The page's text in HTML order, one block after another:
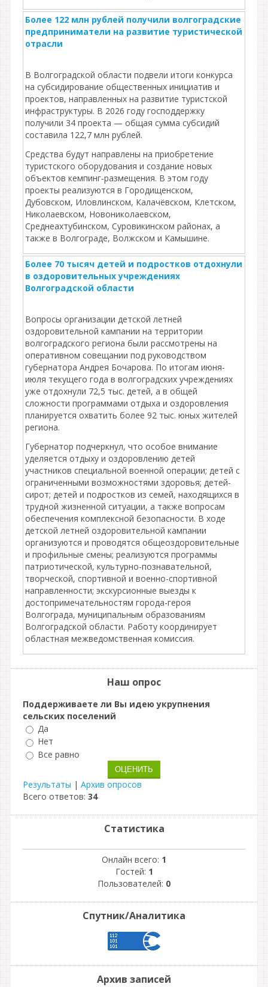
Более 122 млн рублей получили волгоградские
предприниматели на развитие туристической
отрасли
В Волгоградской области подвели итоги конкурса
на субсидирование общественных инициатив и
проектов, направленных на развитие туристской
инфраструктуры. В 2026 году господдержку
получили 34 проекта — общая сумма субсидий
составила 122,7 млн рублей.
Средства будут направлены на приобретение
туристского оборудования и создание новых
объектов кемпинг‑размещения. В этом году
проекты реализуются в Городищенском,
Дубовском, Иловлинском, Калачёвском, Клетском,
Николаевском, Новониколаевском,
Среднеахтубинском, Суровикинском районах, а
также в Волгограде, Волжском и Камышине.
Более 70 тысяч детей и подростков отдохнули
в оздоровительных учреждениях
Волгоградской области
Вопросы организации детской летней
оздоровительной кампании на территории
волгоградского региона были рассмотрены на
оперативном совещании под руководством
губернатора Андрея Бочарова. По итогам июня-
июля текущего года в волгоградских учреждениях
уже отдохнули 72,5 тыс. детей, а в общей
сложности программами отдыха и оздоровления
планируется охватить более 92 тыс. юных жителей
региона.
Губернатор подчеркнул, что особое внимание
уделяется отдыху и оздоровлению детей
участников специальной военной операции; детей с
ограниченными возможностями здоровья; детей-
сирот; детей и подростков из семей, находящихся в
трудной жизненной ситуации, а также вопросам
обеспечения комплексной безопасности. В ходе
детской летней оздоровительной кампании
организуются и проводятся общеоздоровительные
и профильные смены; реализуются программы
патриотической, культурно-познавательной,
творческой, спортивной и военно-спортивной
направленности; экскурсионные выезды к
достопримечательностям города-героя
Волгограда, муниципальным образованиям
Волгоградской области. Работу координирует
областная межведомственная комиссия.
Наш опрос
Поддерживаете ли Вы идею укрупнения
сельских поселений
Да
Нет
Все равно
Результаты | Архив опросов
Всего ответов: 34
Статистика
Онлайн всего: 1
Гостей: 1
Пользователей: 0
Спутник/Аналитика
Архив записей